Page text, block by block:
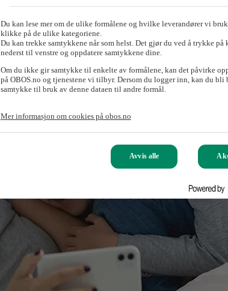
Du kan lese mer om de ulike formålene og hvilke leverandører vi
klikke på de ulike kategoriene.
Du kan trekke samtykkene når som helst. Det gjør du ved å trykke på
nederst til venstre og oppdatere samtykkene dine.
Om du ikke gir samtykke til enkelte av formålene, kan det påvirke
på OBOS.no og tjenestene vi tilbyr. Dersom du logger inn, kan du bli
samtykke til bruk av denne dataen til andre formål.
Mer informasjon om cookies på obos.no
Avvis alle